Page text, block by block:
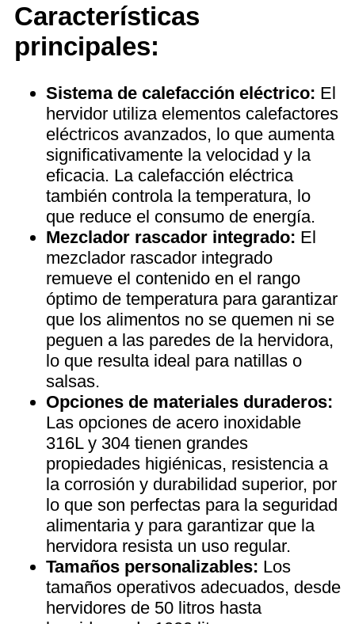
Características
principales:
Sistema de calefacción eléctrico: El
hervidor utiliza elementos calefactores
eléctricos avanzados, lo que aumenta
significativamente la velocidad y la
eficacia. La calefacción eléctrica
también controla la temperatura, lo
que reduce el consumo de energía.
Mezclador rascador integrado: El
mezclador rascador integrado
remueve el contenido en el rango
óptimo de temperatura para garantizar
que los alimentos no se quemen ni se
peguen a las paredes de la hervidora,
lo que resulta ideal para natillas o
salsas.
Opciones de materiales duraderos:
Las opciones de acero inoxidable
316L y 304 tienen grandes
propiedades higiénicas, resistencia a
la corrosión y durabilidad superior, por
lo que son perfectas para la seguridad
alimentaria y para garantizar que la
hervidora resista un uso regular.
Tamaños personalizables: Los
tamaños operativos adecuados, desde
hervidores de 50 litros hasta